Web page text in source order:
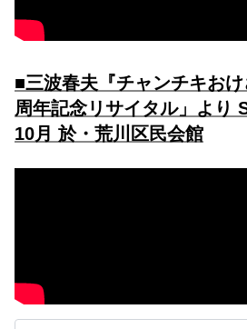
■三波春夫『チャンチキお
周年記念リサイタル」より
10月 於・荒川区民会館